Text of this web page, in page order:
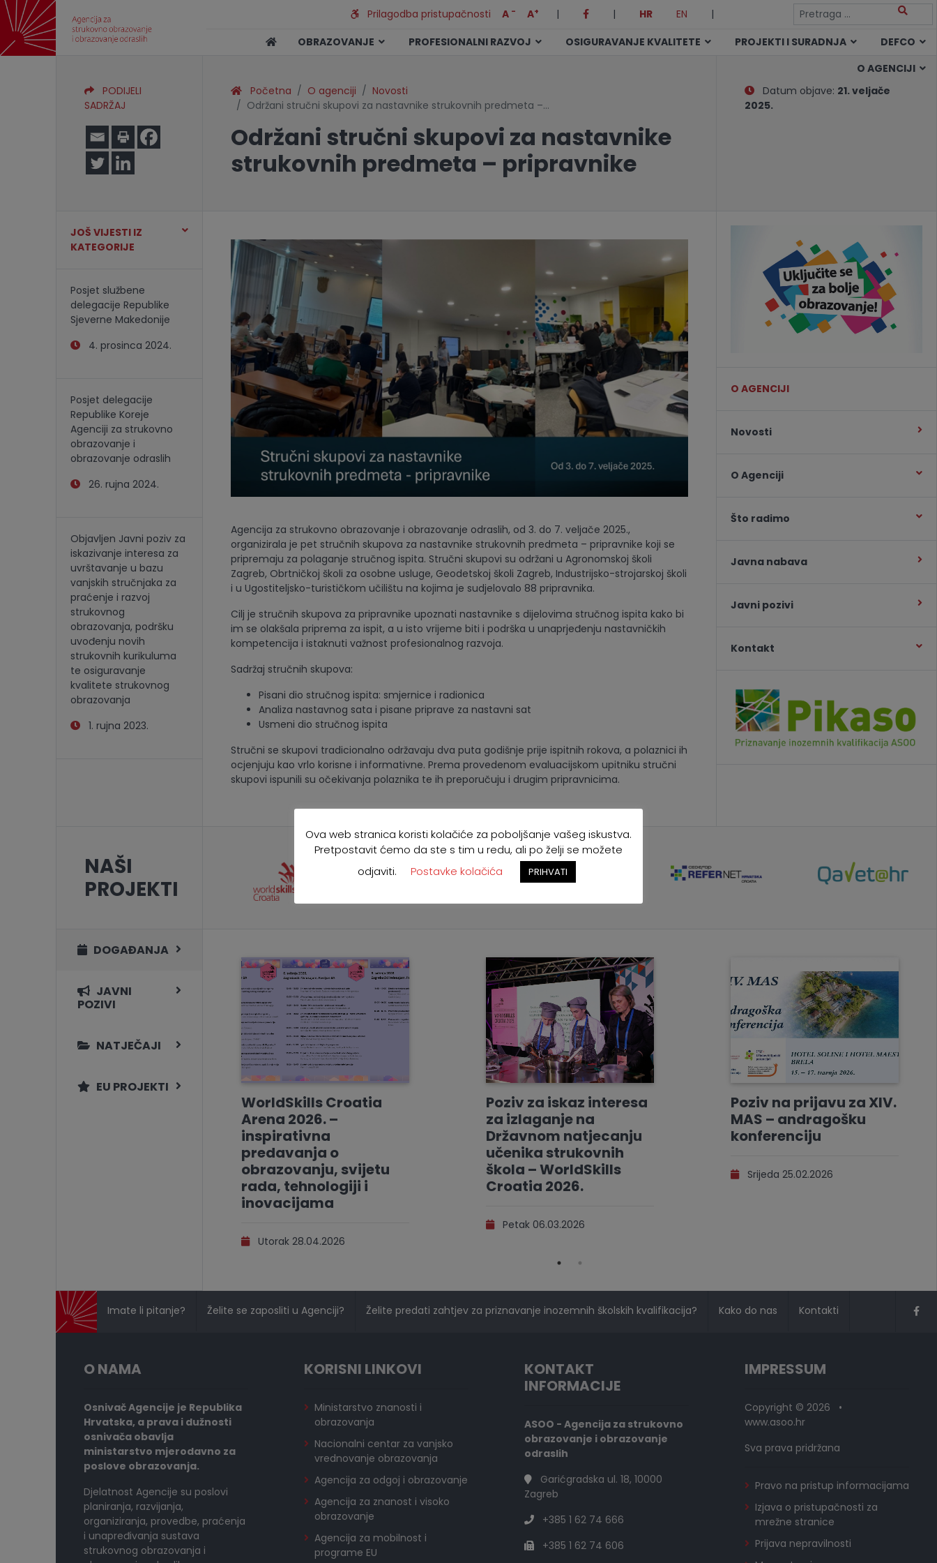
Prilagodba pristupačnosti A - A+ | | HR EN
|
OBRAZOVANJE
PROFESIONALNI RAZVOJ OSIGURAVANJE KVALITETE PROJEKTI I SURADNJA
DEFCO
O AGENCIJI
PODIJELI
SADRŽAJ
Početna O agenciji
Novosti
Održani stručni skupovi za nastavnike strukovnih predmeta –…
Održani stručni skupovi za nastavnike
strukovnih predmeta – pripravnike
Datum objave: 21. veljače
2025.
JOŠ VIJESTI IZ
KATEGORIJE
Posjet službene
delegacije Republike
Sjeverne Makedonije
4. prosinca 2024.
Posjet delegacije
Republike Koreje
Agenciji za strukovno
obrazovanje i
obrazovanje odraslih
26. rujna 2024.
Objavljen Javni poziv za
iskazivanje interesa za
uvrštavanje u bazu
vanjskih stručnjaka za
praćenje i razvoj
strukovnog
obrazovanja, podršku
uvođenju novih
strukovnih kurikuluma
te osiguravanje
kvalitete strukovnog
obrazovanja
1. rujna 2023.
Agencija za strukovno obrazovanje i obrazovanje odraslih, od 3. do 7. veljače 2025.,
organizirala je pet stručnih skupova za nastavnike strukovnih predmeta – pripravnike koji se
pripremaju za polaganje stručnog ispita. Stručni skupovi su održani u Agronomskoj školi
Zagreb, Obrtničkoj školi za osobne usluge, Geodetskoj školi Zagreb, Industrijsko-strojarskoj školi
i u Ugostiteljsko-turističkom učilištu na kojima je sudjelovalo 88 pripravnika.
Cilj je stručnih skupova za pripravnike upoznati nastavnike s dijelovima stručnog ispita kako bi
im se olakšala priprema za ispit, a u isto vrijeme biti i podrška u unaprjeđenju nastavničkih
kompetencija i istaknuti važnost profesionalnog razvoja.
Sadržaj stručnih skupova:
Pisani dio stručnog ispita: smjernice i radionica
Analiza nastavnog sata i pisane priprave za nastavni sat
Usmeni dio stručnog ispita
Stručni se skupovi tradicionalno održavaju dva puta godišnje prije ispitnih rokova, a polaznici ih
ocjenjuju kao vrlo korisne i informativne. Prema provedenom evaluacijskom upitniku stručni
skupovi ispunili su očekivanja polaznika te ih preporučuju i drugim pripravnicima.
O AGENCIJI
Novosti
O Agenciji
Što radimo
Javna nabava
Javni pozivi
Kontakt
NAŠI
PROJEKTI
DOGAĐANJA
JAVNI
POZIVI
NATJEČAJI
EU PROJEKTI
WorldSkills Croatia
Arena 2026. –
inspirativna
predavanja o
obrazovanju, svijetu
rada, tehnologiji i
inovacijama
Utorak 28.04.2026
Poziv za iskaz interesa
za izlaganje na
Državnom natjecanju
učenika strukovnih
škola – WorldSkills
Croatia 2026.
Petak 06.03.2026
Poziv na prijavu za XIV.
MAS – andragošku
konferenciju
Srijeda 25.02.2026
Imate li pitanje? Želite se zaposliti u Agenciji? Želite predati zahtjev za priznavanje inozemnih školskih kvalifikacija? Kako do nas Kontakti
O NAMA
Osnivač Agencije je Republika
Hrvatska, a prava i dužnosti
osnivača obavlja
ministarstvo mjerodavno za
poslove obrazovanja.
Djelatnost Agencije su poslovi
planiranja, razvijanja,
organiziranja, provedbe, praćenja
i unapređivanja sustava
strukovnog obrazovanja i
KORISNI LINKOVI
Ministarstvo znanosti i
obrazovanja
Nacionalni centar za vanjsko
vrednovanje obrazovanja
Agencija za odgoj i obrazovanje
Agencija za znanost i visoko
obrazovanje
Agencija za mobilnost i
programe EU
KONTAKT
INFORMACIJE
ASOO - Agencija za strukovno
obrazovanje i obrazovanje
odraslih
Garićgradska ul. 18, 10000
Zagreb
+385 1 62 74 666
+385 1 62 74 606
IMPRESSUM
Copyright © 2026 •
www.asoo.hr
Sva prava pridržana
Pravo na pristup informacijama
Izjava o pristupačnosti za
mrežne stranice
Prijava nepravilnosti
Ova web stranica koristi kolačiće za poboljšanje vašeg iskustva.
Pretpostavit ćemo da ste s tim u redu, ali po želji se možete
odjaviti.
Postavke kolačića PRIHVATI